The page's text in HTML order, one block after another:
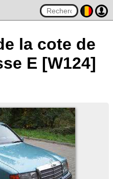
la cote de
E [W124]